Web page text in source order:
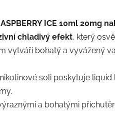
ICE 10ml
chladivý efekt, který
vytváří bohatý a vyvážený
soli poskytuje
a bohatými